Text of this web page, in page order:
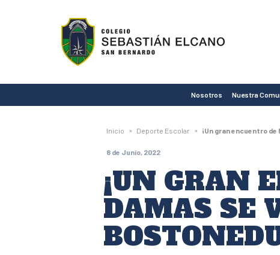
Colegio
Sebastián
Elcano
de
San
Bernardo
Nosotros Nuestra
Inicio » Deporte Escolar » ¡Un gran encuentro
8 de Junio, 2022
¡UN GRAN
DAMAS SE